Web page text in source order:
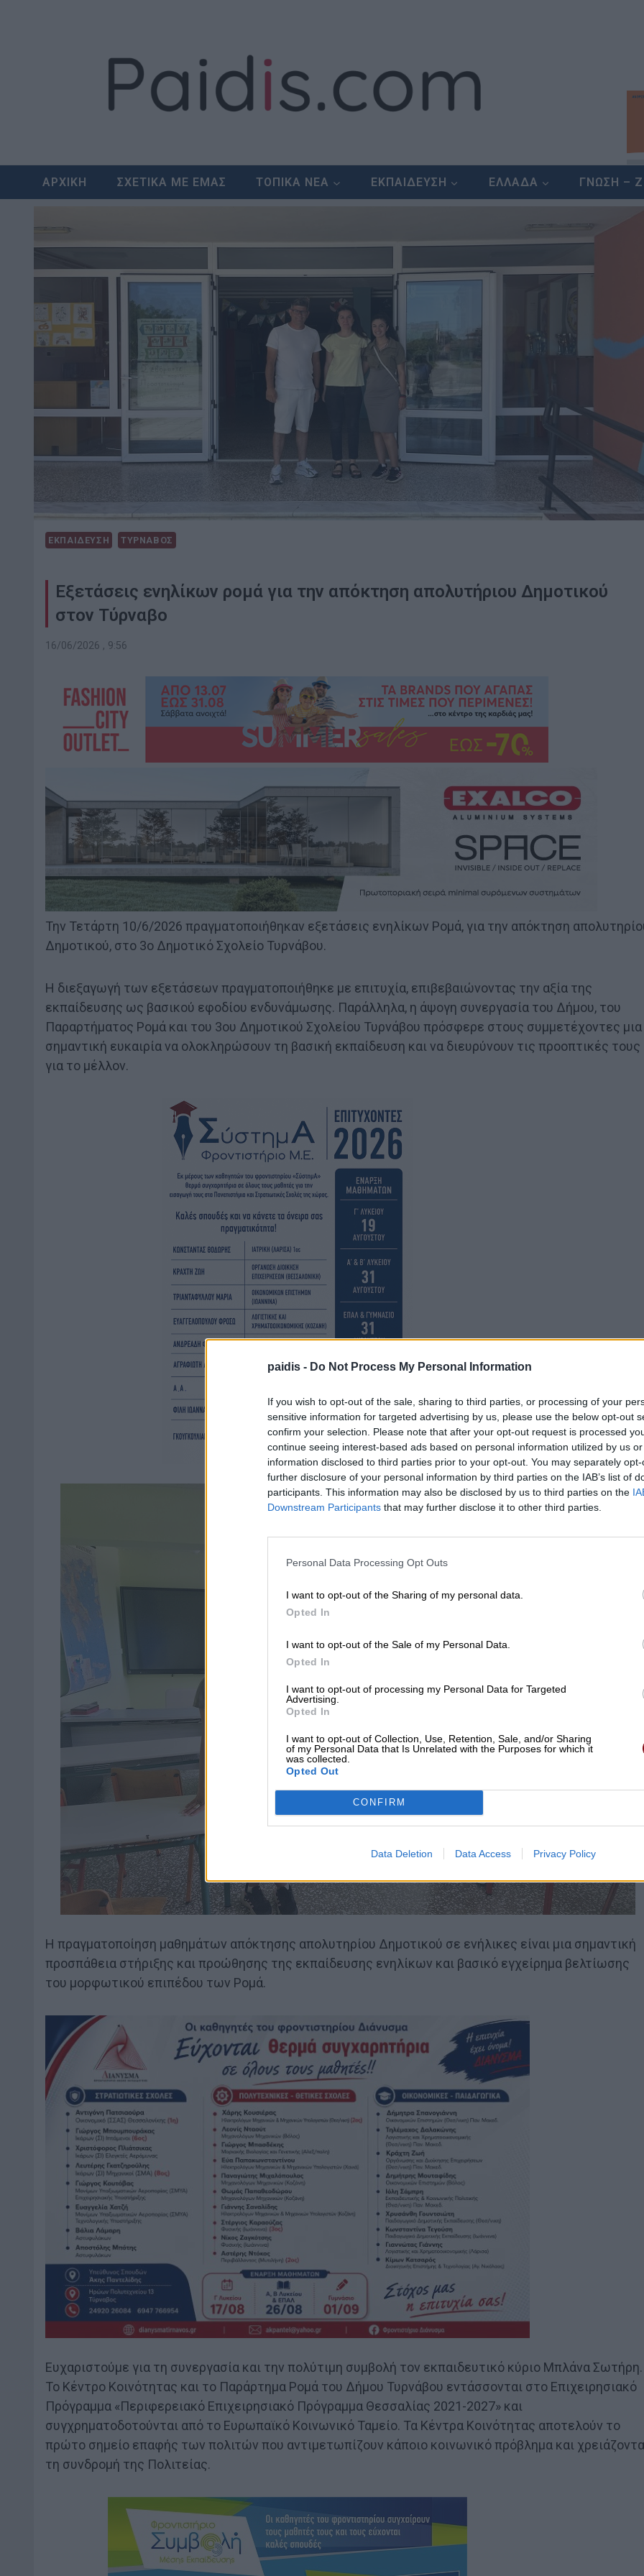
paidis - Do Not Process My Personal Information
If you wish to opt-out of the sale, sharing to third parties, or processing of your
sensitive information for targeted advertising by us, please use the below opt-out
confirm your selection. Please note that after your opt-out request is processed
continue seeing interest-based ads based on personal information utilized by us
information disclosed to third parties prior to your opt-out. You may separately
further disclosure of your personal information by third parties on the IAB’s list of
participants. This information may also be disclosed by us to third parties on the
Downstream Participants that may further disclose it to other third parties.
Personal Data Processing Opt Outs
I want to opt-out of the Sharing of my personal data.
Opted In
I want to opt-out of the Sale of my Personal Data.
Opted In
I want to opt-out of processing my Personal Data for Targeted
Advertising.
Opted In
I want to opt-out of Collection, Use, Retention, Sale, and/or Sharing
of my Personal Data that Is Unrelated with the Purposes for which it
was collected.
Opted Out
CONFIRM
Data Deletion Data Access Privacy Policy
ΑΡΧΙΚΗ ΣΧΕΤΙΚΑ ΜΕ ΕΜΑΣ ΤΟΠΙΚΑ ΝΕΑ ΕΚΠΑΙΔΕΥΣΗ ΕΛΛΑΔΑ ΓΝΩΣΗ –
ΕΚΠΑΙΔΕΥΣΗ ΤΥΡΝΑΒΟΣ
Εξετάσεις ενηλίκων ρομά για την απόκτηση απολυτήριου Δημοτικού
στον Τύρναβο
16/06/2026 , 9:56
Την Τετάρτη 10/6/2026 πραγματοποιήθηκαν εξετάσεις ενηλίκων Ρομά, για την απόκτηση
Δημοτικού, στο 3ο Δημοτικό Σχολείο Τυρνάβου.
Η διεξαγωγή των εξετάσεων πραγματοποιήθηκε με επιτυχία, επιβεβαιώνοντας την αξία της
εκπαίδευσης ως βασικού εφοδίου ενδυνάμωσης. Παράλληλα, η άψογη συνεργασία του Δήμου, του
Παραρτήματος Ρομά και του 3ου Δημοτικού Σχολείου Τυρνάβου πρόσφερε στους συμμετέχοντες μια
σημαντική ευκαιρία να ολοκληρώσουν τη βασική εκπαίδευση και να διευρύνουν τις προοπτικές τους
για το μέλλον.
Η πραγματοποίηση μαθημάτων απόκτησης απολυτηρίου Δημοτικού σε ενήλικες είναι μια σημαντική
προσπάθεια στήριξης και προώθησης της εκπαίδευσης ενηλίκων και βασικό εγχείρημα βελτίωσης
του μορφωτικού επιπέδου των Ρομά.
Ευχαριστούμε για τη συνεργασία και την πολύτιμη συμβολή τον εκπαιδευτικό κύριο Μπλάνα Σωτήρη.
Το Κέντρο Κοινότητας και το Παράρτημα Ρομά του Δήμου Τυρνάβου εντάσσονται στο Επιχειρησιακό
Πρόγραμμα «Περιφερειακό Επιχειρησιακό Πρόγραμμα Θεσσαλίας 2021-2027» και
συγχρηματοδοτούνται από το Ευρωπαϊκό Κοινωνικό Ταμείο. Τα Κέντρα Κοινότητας αποτελούν το
πρώτο σημείο επαφής των πολιτών που αντιμετωπίζουν κάποιο κοινωνικό πρόβλημα και
τη συνδρομή της Πολιτείας.